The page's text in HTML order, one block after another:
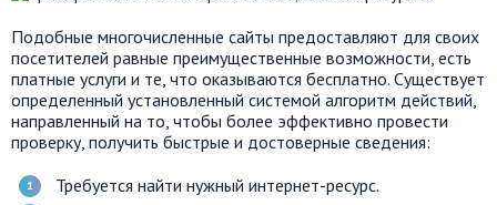
Подобные многочисленные сайты предоставляют для своих
посетителей равные преимущественные возможности, есть
платные услуги и те, что оказываются бесплатно. Существует
определенный установленный системой алгоритм действий,
направленный на то, чтобы более эффективно провести
проверку, получить быстрые и достоверные сведения:
Требуется найти нужный интернет-ресурс.